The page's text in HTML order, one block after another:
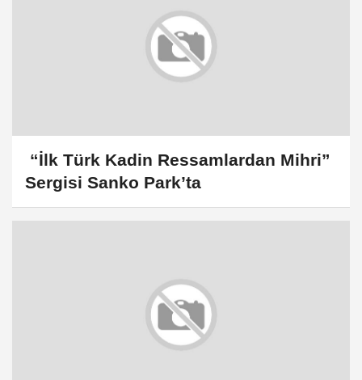
“İlk Türk Kadin Ressamlardan Mihri”
Sergisi Sanko Park’ta